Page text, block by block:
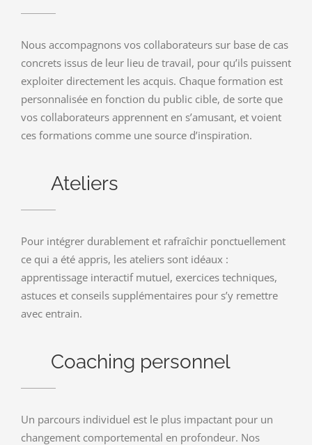
Nous accompagnons vos collaborateurs sur base de cas
concrets issus de leur lieu de travail, pour qu’ils puissent
exploiter directement les acquis. Chaque formation est
personnalisée en fonction du public cible, de sorte que
vos collaborateurs apprennent en s’amusant, et voient
ces formations comme une source d’inspiration.
Ateliers
Pour intégrer durablement et rafraîchir ponctuellement
ce qui a été appris, les ateliers sont idéaux :
apprentissage interactif mutuel, exercices techniques,
astuces et conseils supplémentaires pour s’y remettre
avec entrain.
Coaching personnel
Un parcours individuel est le plus impactant pour un
changement comportemental en profondeur. Nos